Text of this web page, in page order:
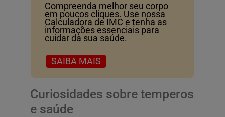
Compreenda melhor seu corpo
em poucos cliques. Use nossa
Calculadora de IMC e tenha as
informações essenciais para
cuidar da sua saúde.
SAIBA MAIS
Curiosidades sobre temperos
e saúde